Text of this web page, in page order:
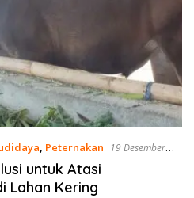
, Peternakan
19 Desember
untuk Atasi
Lahan Kering